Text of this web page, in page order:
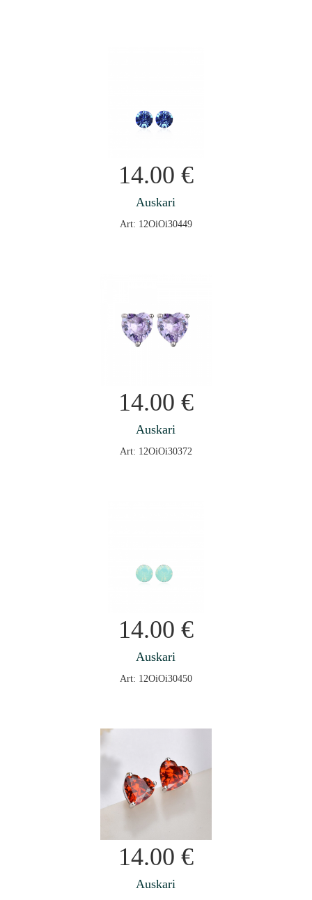
14.00 €
Auskari
Art: 12OiOi30449
14.00 €
Auskari
Art: 12OiOi30372
14.00 €
Auskari
Art: 12OiOi30450
14.00 €
Auskari